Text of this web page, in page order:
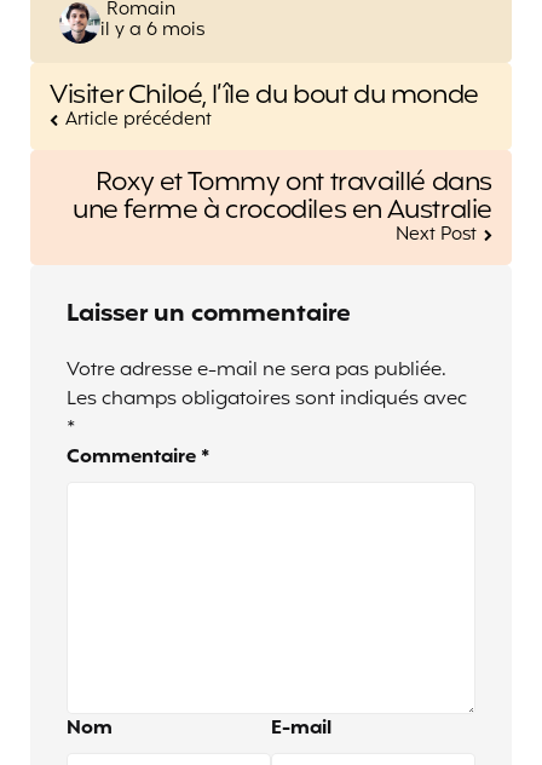
Posted
by
Romain
il y a 6 mois
Post
navigation
Visiter Chiloé, l’île du bout du monde
Article précédent
Roxy et Tommy ont travaillé dans
une ferme à crocodiles en Australie
Next Post
Laisser un commentaire
Votre adresse e-mail ne sera pas publiée.
Les champs obligatoires sont indiqués avec
*
Commentaire *
Nom E-mail